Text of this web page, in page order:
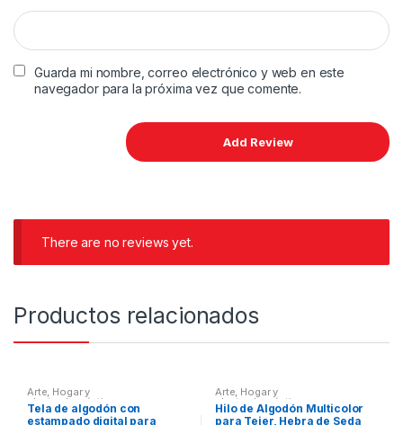
Guarda mi nombre, correo electrónico y web en este
navegador para la próxima vez que comente.
There are no reviews yet.
Productos relacionados
Arte, Hogar y
electrodomésticos
Tela de algodón con
estampado digital para
Arte, Hogar y
electrodomésticos
Hilo de Algodón Multicolor
para Tejer, Hebra de Seda